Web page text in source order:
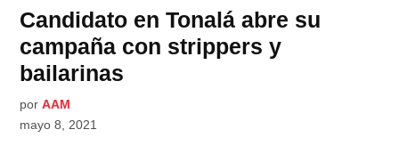
Candidato en Tonalá abre su
campaña con strippers y
bailarinas
por AAM
mayo 8, 2021